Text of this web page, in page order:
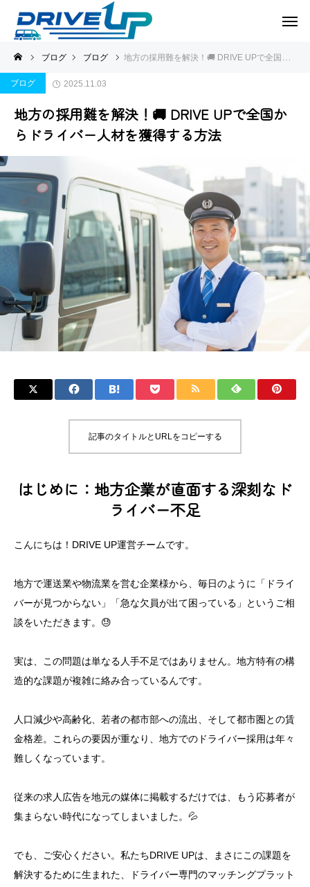
ブログ ブログ 地方の採用難を解決！🚚 DRIVE UPで全国からドライバー人材を獲得する方法
ブログ 2025.11.03
地方の採用難を解決！🚚 DRIVE UPで全国か
らドライバー人材を獲得する方法
記事のタイトルとURLをコピーする
はじめに：地方企業が直面する深刻なド
ライバー不足
こんにちは！DRIVE UP運営チームです。
地方で運送業や物流業を営む企業様から、毎日のように「ドライ
バーが見つからない」「急な欠員が出て困っている」というご相
談をいただきます。😓
実は、この問題は単なる人手不足ではありません。地方特有の構
造的な課題が複雑に絡み合っているんです。
人口減少や高齢化、若者の都市部への流出、そして都市圏との賃
金格差。これらの要因が重なり、地方でのドライバー採用は年々
難しくなっています。
従来の求人広告を地元の媒体に掲載するだけでは、もう応募者が
集まらない時代になってしまいました。💦
でも、ご安心ください。私たちDRIVE UPは、まさにこの課題を
解決するために生まれた、ドライバー専門のマッチングプラット